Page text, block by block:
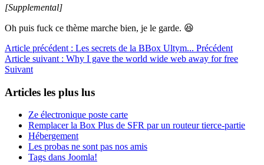
[Supplemental]
Oh puis fuck ce thème marche bien, je le garde. 😆
Article précédent : Les secrets de la BBox Ultym... Précédent
Article suivant : Why I gave the world wide web away for free
Suivant
Articles les plus lus
Ze électronique poste carte
Remplacer la Box Plus de SFR par un routeur tierce-partie
Hébergement
Les probas ne sont pas nos amis
Tags dans Joomla!